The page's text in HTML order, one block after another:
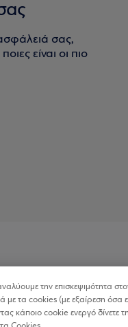
σας,
είναι οι πιο
την επισκεψιμότητα
με τα cookies (με εξαίρεση όσα
κάποιο cookie ενεργό δίνετε